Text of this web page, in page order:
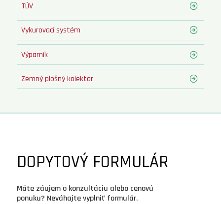
TÚV
Vykurovací systém
Výparník
Zemný plošný kolektor
DOPYTOVÝ FORMULÁR
Máte záujem o konzultáciu alebo cenovú
ponuku? Neváhajte vyplniť formulár.